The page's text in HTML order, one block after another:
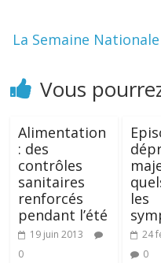
La Semaine
Vous
Alimentation
: des
contrôles
sanitaires
renforcés
pendant l’été
19 juin 2013
0
les
24
0